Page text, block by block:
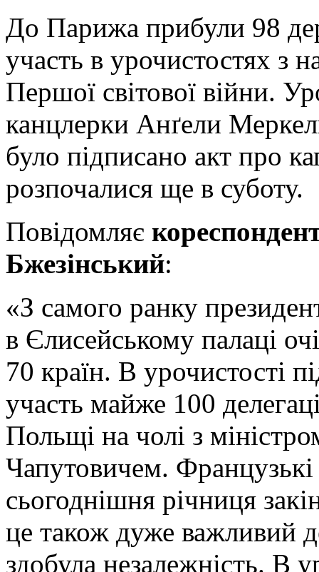
До Парижа прибули 98
участь в урочистостях з
Першої світової війни.
канцлерки Анґели
було підписано акт про
розпочалися ще в суботу.
Повідомляє
Бжезінський:
«З самого ранку
в Єлисейському палаці
70 країн. В урочистості
участь майже 100
Польщі на чолі з
Чапутовичем.
сьогоднішня річниця
це також дуже важливий
здобула незалежність. В